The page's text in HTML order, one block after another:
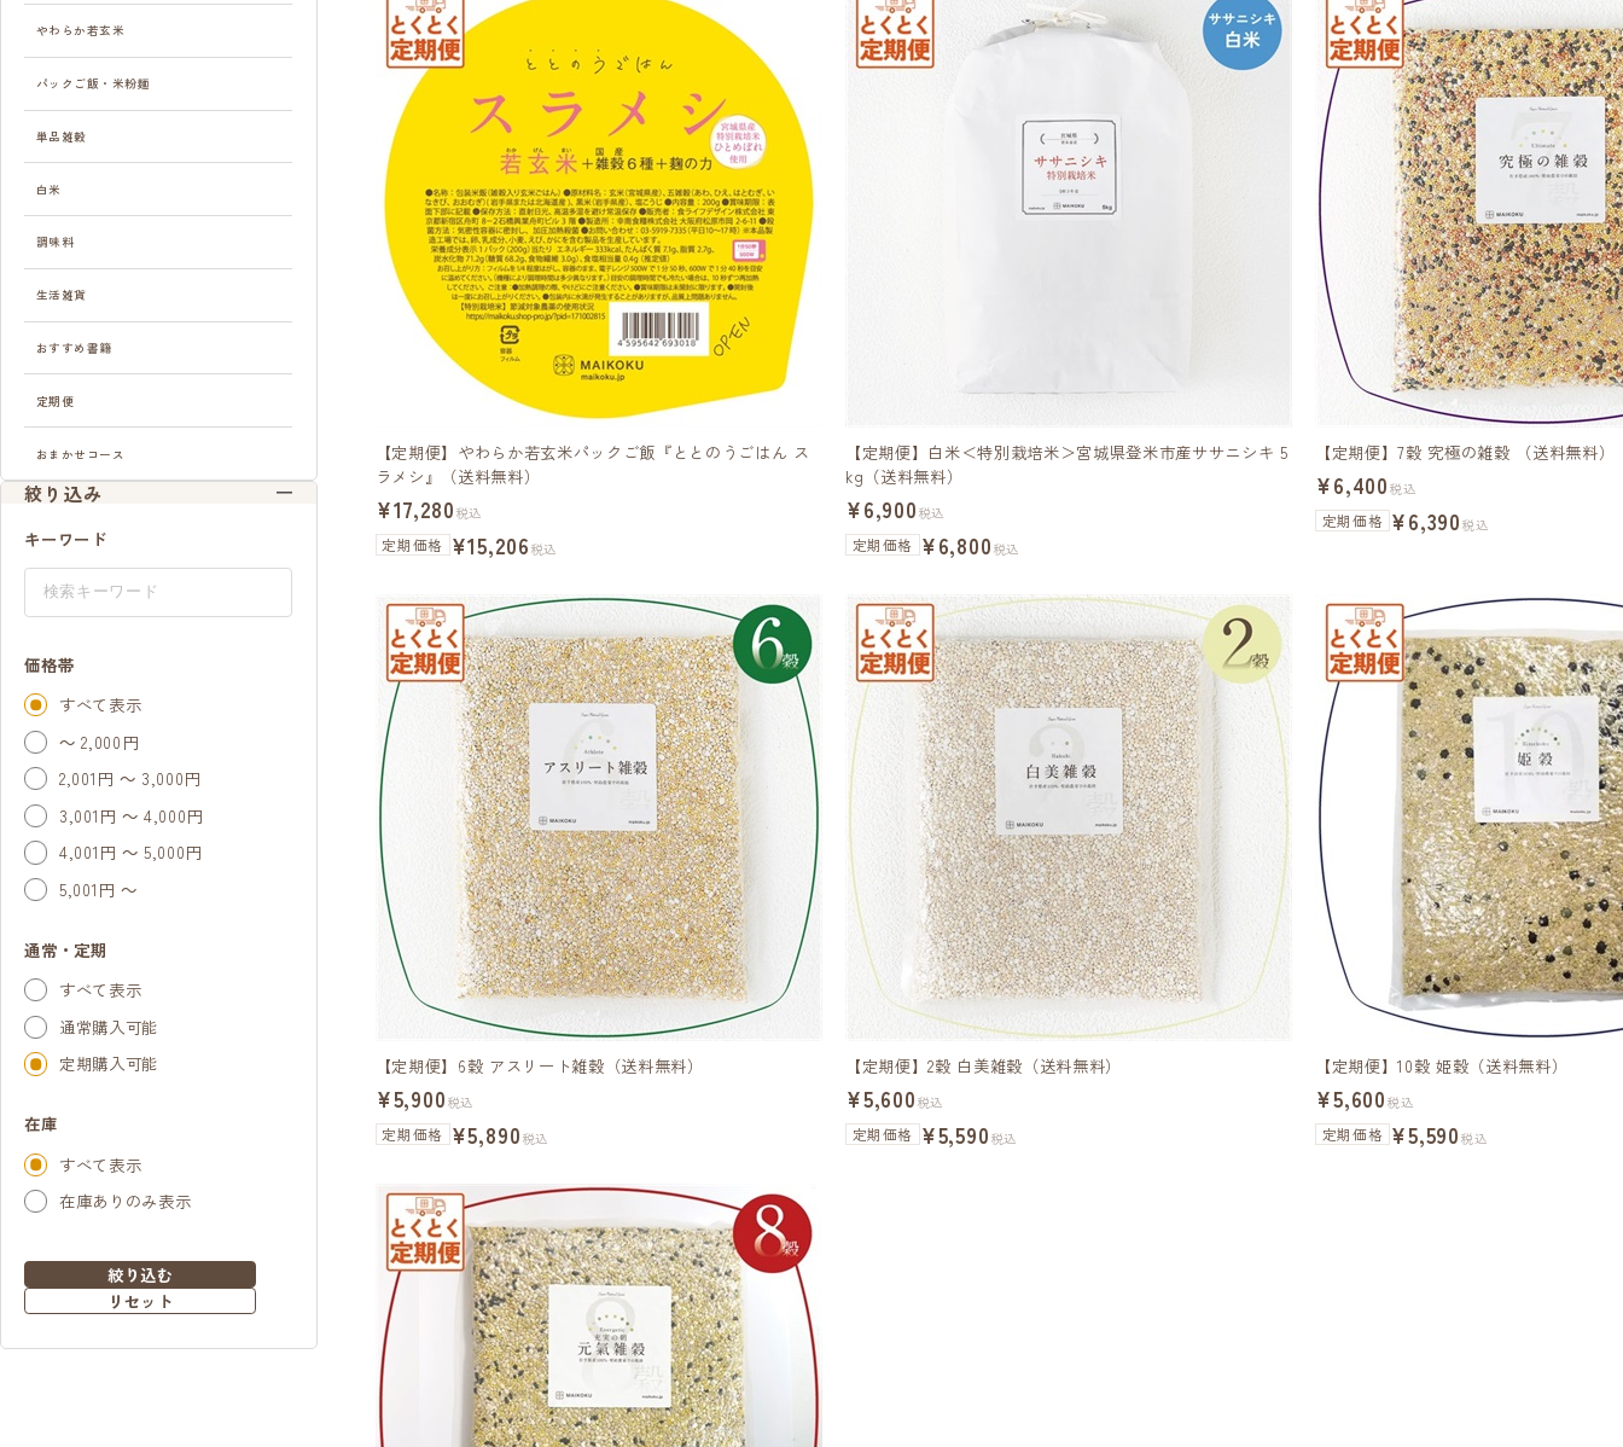
やわらか若玄米
パックご飯・米粉麺
単品雑穀
白米
調味料
生活雑貨
おすすめ書籍
定期便
おまかせコース
絞り込み
キーワード
価格帯
すべて表示
～ 2,000円
2,001円 ～ 3,000円
3,001円 ～ 4,000円
4,001円 ～ 5,000円
5,001円 ～
通常・定期
すべて表示
通常購入可能
定期購入可能
在庫
すべて表示
在庫ありのみ表示
絞り込む
リセット
【定期便】やわらか若玄米パックご飯『ととのうごはん ス
ラメシ』（送料無料）
¥17,280 税込
定期価格 ¥15,206 税込
【定期便】白米＜特別栽培米＞宮城県登米市産ササニシキ 5
kg（送料無料）
¥6,900 税込
定期価格 ¥6,800 税込
【定期便】7穀 究極の雑穀 （送料無料）
¥6,400 税込
定期価格 ¥6,390 税込
【定期便】6穀 アスリート雑穀（送料無料）
¥5,900 税込
定期価格 ¥5,890 税込
【定期便】2穀 白美雑穀（送料無料）
¥5,600 税込
定期価格 ¥5,590 税込
【定期便】10穀 姫穀（送料無料）
¥5,600 税込
定期価格 ¥5,590 税込